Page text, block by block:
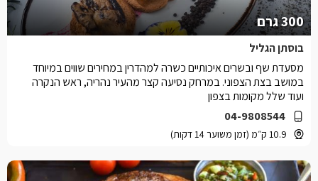
300 גרם
בוסתן הגליל
04-9808544
10.9 ק״מ (זמן משוער 14 דקות)
מסעדת שף ובשרים איכותיים כשרה למהדרין במחירים שווים במיוחד
במושב בצת הצפוני. במרחק נסיעה קצר מהעיר נהריה, ראש הנקרה
ועוד שלל מקומות בצפון